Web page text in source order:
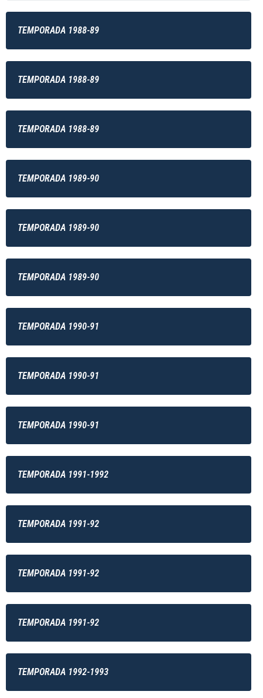
TEMPORADA 1988-89
TEMPORADA 1988-89
TEMPORADA 1988-89
TEMPORADA 1989-90
TEMPORADA 1989-90
TEMPORADA 1989-90
TEMPORADA 1990-91
TEMPORADA 1990-91
TEMPORADA 1990-91
TEMPORADA 1991-1992
TEMPORADA 1991-92
TEMPORADA 1991-92
TEMPORADA 1991-92
TEMPORADA 1992-1993